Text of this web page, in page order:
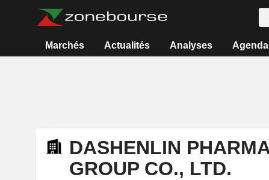
Marchés Actualités Analyses Agenda
DASHENLIN
GROUP CO., LTD.